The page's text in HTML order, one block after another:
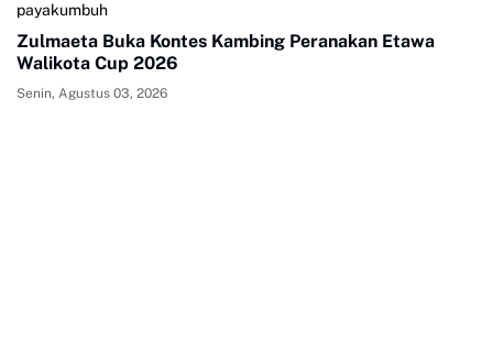
payakumbuh
Zulmaeta Buka Kontes Kambing Peranakan Etawa
Walikota Cup 2026
Senin, Agustus 03, 2026